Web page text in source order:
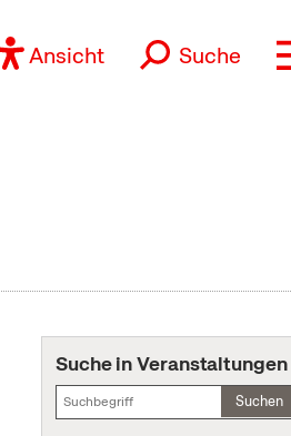
Ansicht Suche
Suche in Veranstaltungen
Suchen